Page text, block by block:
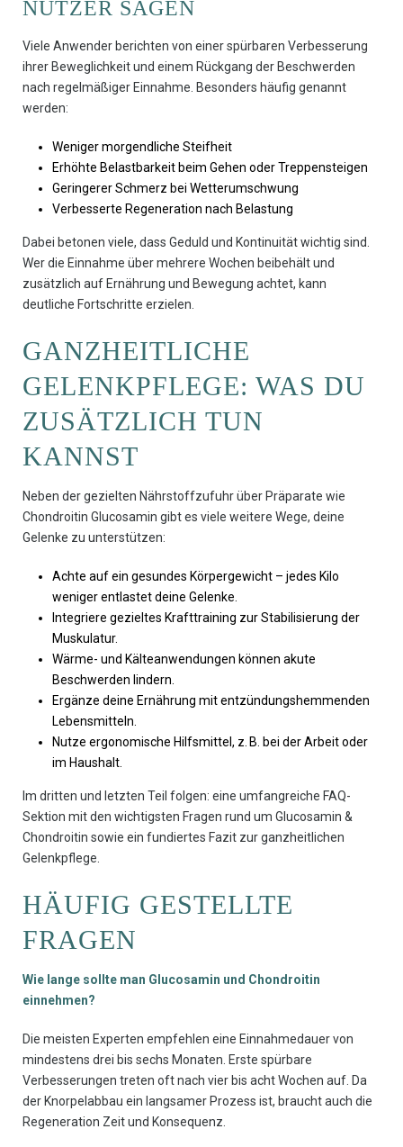
NUTZER SAGEN
Viele Anwender berichten von einer spürbaren Verbesserung
ihrer Beweglichkeit und einem Rückgang der Beschwerden
nach regelmäßiger Einnahme. Besonders häufig genannt
werden:
Weniger morgendliche Steifheit
Erhöhte Belastbarkeit beim Gehen oder Treppensteigen
Geringerer Schmerz bei Wetterumschwung
Verbesserte Regeneration nach Belastung
Dabei betonen viele, dass Geduld und Kontinuität wichtig sind.
Wer die Einnahme über mehrere Wochen beibehält und
zusätzlich auf Ernährung und Bewegung achtet, kann
deutliche Fortschritte erzielen.
GANZHEITLICHE
GELENKPFLEGE: WAS DU
ZUSÄTZLICH TUN
KANNST
Neben der gezielten Nährstoffzufuhr über Präparate wie
Chondroitin Glucosamin gibt es viele weitere Wege, deine
Gelenke zu unterstützen:
Achte auf ein gesundes Körpergewicht – jedes Kilo
weniger entlastet deine Gelenke.
Integriere gezieltes Krafttraining zur Stabilisierung der
Muskulatur.
Wärme- und Kälteanwendungen können akute
Beschwerden lindern.
Ergänze deine Ernährung mit entzündungshemmenden
Lebensmitteln.
Nutze ergonomische Hilfsmittel, z. B. bei der Arbeit oder
im Haushalt.
Im dritten und letzten Teil folgen: eine umfangreiche FAQ-
Sektion mit den wichtigsten Fragen rund um Glucosamin &
Chondroitin sowie ein fundiertes Fazit zur ganzheitlichen
Gelenkpflege.
HÄUFIG GESTELLTE
FRAGEN
Wie lange sollte man Glucosamin und Chondroitin
einnehmen?
Die meisten Experten empfehlen eine Einnahmedauer von
mindestens drei bis sechs Monaten. Erste spürbare
Verbesserungen treten oft nach vier bis acht Wochen auf. Da
der Knorpelabbau ein langsamer Prozess ist, braucht auch die
Regeneration Zeit und Konsequenz.